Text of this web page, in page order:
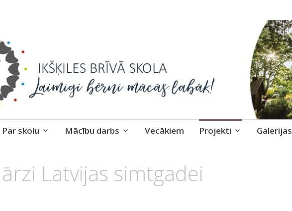
Brīvā skola
Par skolu Mācību darbs Vecākiem Projekti Galerijas
Latvijas simtgadei